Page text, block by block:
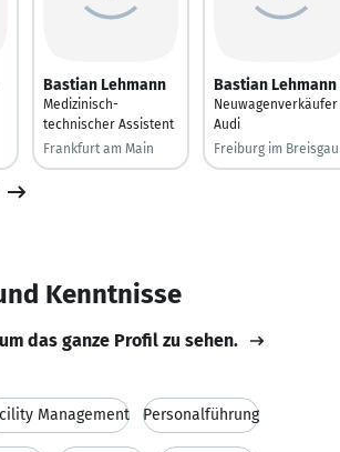
Bastian Lehmann
Medizinisch-
technischer Assistent
Frankfurt am Main
Bastian Lehmann
Neuwagenverkäufer
Audi
Freiburg im Breisgau
Kenntnisse
das ganze Profil zu sehen.
Management Personalführung